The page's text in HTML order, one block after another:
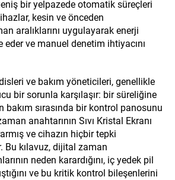
bir yelpazede otomatik süreçleri
kesin ve önceden
aralıklarını uygulayarak enerji
eder ve manuel denetim ihtiyacını
ve bakım yöneticileri, genellikle
bir sorunla karşılaşır: bir süreliğine
bakım sırasında bir kontrol panosunu
anahtarının Sıvı Kristal Ekranı
ve cihazın hiçbir tepki
Bu kılavuz, dijital zaman
neden karardığını, iç yedek pil
ve bu kritik kontrol bileşenlerini